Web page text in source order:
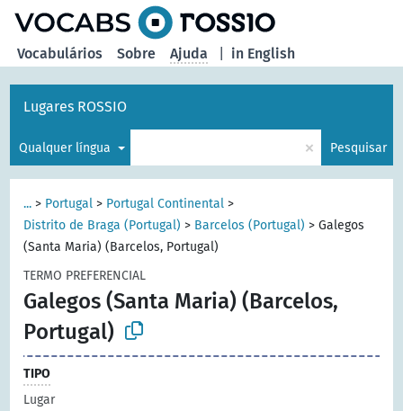
in English
Vocabulários Sobre Ajuda
Lugares ROSSIO
Qualquer língua × Pesquisar
... > Portugal > Portugal Continental >
Distrito de Braga (Portugal) > Barcelos (Portugal) >Galegos
(Santa Maria) (Barcelos, Portugal)
TERMO PREFERENCIAL
Galegos (Santa Maria) (Barcelos,
Portugal)
TIPO
Lugar